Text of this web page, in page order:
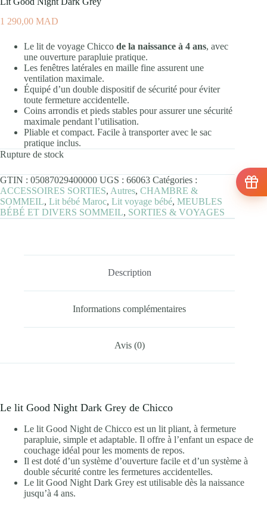
1 290,00 MAD
Le lit de voyage Chicco de la naissance à 4 ans, avec
une ouverture parapluie pratique.
Les fenêtres latérales en maille fine assurent une
ventilation maximale.
Équipé d’un double dispositif de sécurité pour éviter
toute fermeture accidentelle.
Coins arrondis et pieds stables pour assurer une sécurité
maximale pendant l’utilisation.
Pliable et compact. Facile à transporter avec le sac
pratique inclus.
Rupture de stock
GTIN : 05087029400000 UGS : 66063 Catégories :
ACCESSOIRES SORTIES, Autres, CHAMBRE &
SOMMEIL, Lit bébé Maroc, Lit voyage bébé, MEUBLES
BÉBÉ ET DIVERS SOMMEIL, SORTIES & VOYAGES
Description
Informations complémentaires
Avis (0)
Le lit Good Night Dark Grey de Chicco
Le lit Good Night de Chicco est un lit pliant, à fermeture
parapluie, simple et adaptable. Il offre à l’enfant un espace de
couchage idéal pour les moments de repos.
Il est doté d’un système d’ouverture facile et d’un système à
double sécurité contre les fermetures accidentelles.
Le lit Good Night Dark Grey est utilisable dès la naissance
jusqu’à 4 ans.